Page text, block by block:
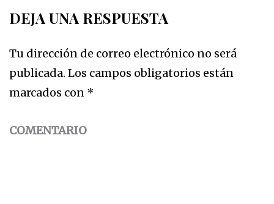
DEJA UNA RESPUESTA
Tu dirección de correo electrónico no será
publicada. Los campos obligatorios están
marcados con *
COMENTARIO